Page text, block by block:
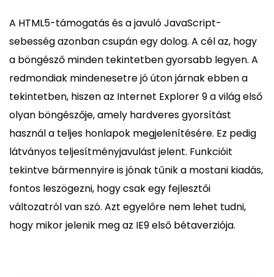
A HTML5-támogatás és a javuló JavaScript-
sebesség azonban csupán egy dolog. A cél az, hogy
a böngésző minden tekintetben gyorsabb legyen. A
redmondiak mindenesetre jó úton járnak ebben a
tekintetben, hiszen az Internet Explorer 9 a világ első
olyan böngészője, amely hardveres gyorsítást
használ a teljes honlapok megjelenítésére. Ez pedig
látványos teljesítményjavulást jelent. Funkcióit
tekintve bármennyire is jónak tűnik a mostani kiadás,
fontos leszögezni, hogy csak egy fejlesztői
változatról van szó. Azt egyelőre nem lehet tudni,
hogy mikor jelenik meg az IE9 első bétaverziója.